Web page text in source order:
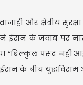
और क्षेत्रीय
ने ईरान के जवाब पर
“बिल्कुल पसंद नहीं
के बीच